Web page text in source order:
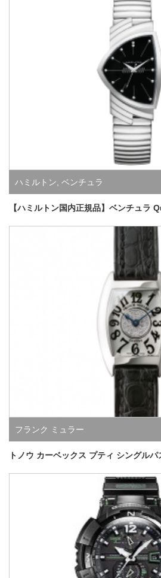
ハミルトン ベンチュラ
【ハミルトン国内正規品】ベンチュラ
フランク ミュラー
トノウ カーベックス プティ シングルパ